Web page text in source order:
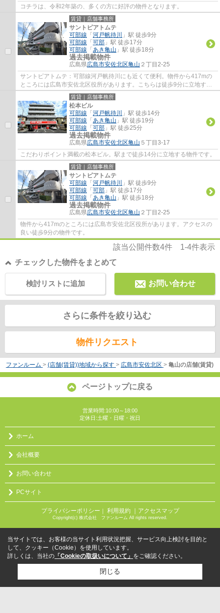
コチラは、令和2年築の、多くの方に好評の物件となります。
賃貸｜店舗事務所
サントピアトムテ
可部線 「 河戸帆待川
」駅 徒歩9分
可部線 「 可部 」駅 徒歩17分
可部線 「 あき亀山 」駅 徒歩18分
過去掲載物件
広島県広島市安佐北区亀山 ２丁目2-25
サントピアトムテ：可部線河戸帆待川にも近くて便利。物件から417mの
ところには広島市安佐北区役所があります。こちらは徒歩9分に立地する
物件です。
賃貸｜店舗事務所
松本ビル
可部線 「 河戸帆待川
」駅 徒歩14分
可部線 「 あき亀山 」駅 徒歩19分
可部線 「 可部 」駅 徒歩25分
過去掲載物件
広島県広島市安佐北区亀山 ５丁目3-17
こだわりポイント満載の松本ビル。駅まで徒歩14分に立地する物件です。
賃貸｜店舗事務所
サントピアトムテ
可部線 「 河戸帆待川
」駅 徒歩9分
可部線 「 可部 」駅 徒歩17分
可部線 「 あき亀山 」駅 徒歩18分
過去掲載物件
広島県広島市安佐北区亀山 ２丁目2-25
物件から417mのところには広島市安佐北区役所があります。アクセスの
良い徒歩9分の物件です。
該当公開件数4件 1-4件表示
チェックした物件をまとめて
お問い合わせ
検討リストに追加
さらに条件を絞り込む
物件リクエスト
ファンルーム > (店舗(賃貸))地域から探す > 広島市安佐北区 > 亀山の店舗(賃貸)
ページトップに戻る
営業時間:10:00～18:00
定休日:土曜・日曜・祝日
ホーム
会社概要
お問い合わせ
PCサイト
プライバシーポリシー ｜ 利用規約 ｜アクセスマップ
Copyright(c) 株式会社 ファンルーム All rights reserved.
当サイトでは、お客様の当サイト利用状況把握、サービス向上検討を目的と
して、クッキー（Cookie）を使用しています。
詳しくは、当社の 「Cookieの取扱いについて」 をご確認ください。
閉じる